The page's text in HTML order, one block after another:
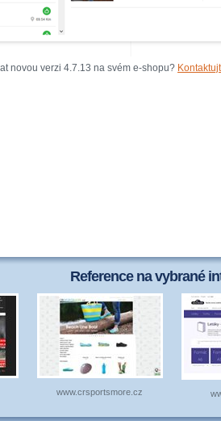
novou verzi 4.7.13 na svém e-shopu?
Reference na vybrané
www.crsportsmore.cz